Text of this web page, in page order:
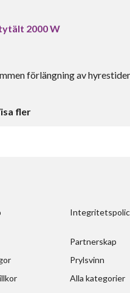
2000 W
förlängning av
fler
Partnerskap
Prylsvinn
Alla kategorier